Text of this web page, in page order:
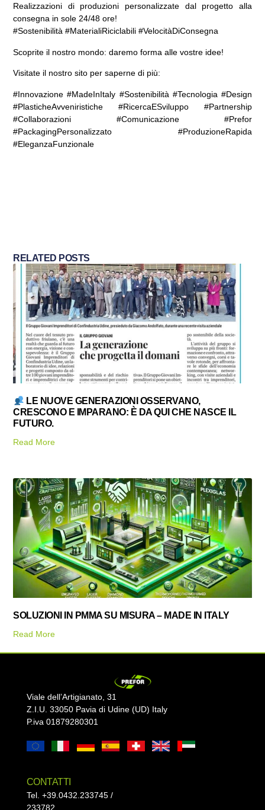
Realizzazioni di produzioni personalizzate dal progetto alla
consegna in sole 24/48 ore!
#Sostenibilità #MaterialiRiciclabili #VelocitàDiConsegna
Scoprite il nostro mondo: daremo forma alle vostre idee!
Visitate il nostro sito per saperne di più:
#Innovazione #MadeInItaly #Sostenibilità #Tecnologia #Design
#PlasticheAvveniristiche #RicercaESviluppo #Partnership
#Collaborazioni #Comunicazione #Prefor
#PackagingPersonalizzato #ProduzioneRapida
#EleganzaFunzionale
RELATED POSTS
LE NUOVE GENERAZIONI OSSERVANO,
CRESCONO E IMPARANO: È DA QUI CHE NASCE IL
FUTURO.
Read More
SOLUZIONI IN PMMA SU MISURA – MADE IN ITALY
Read More
Viale dell’Artigianato, 31
Z.I.U. 33050 Pavia di Udine (UD) Italy
P.iva 01879280301
CONTATTI
Tel. +39.0432.233745 /
233782